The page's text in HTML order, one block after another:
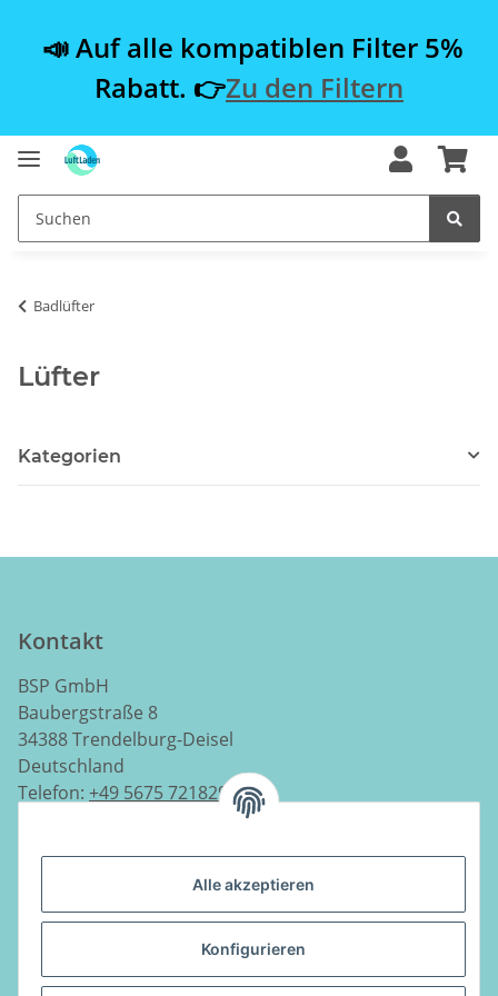
📣 Auf alle kompatiblen Filter 5%
Rabatt. 👉Zu den Filtern
Alle akzeptieren
Konfigurieren
Badlüfter
Lüfter
Kategorien
Kontakt
BSP GmbH
Baubergstraße 8
34388 Trendelburg-Deisel
Deutschland
Telefon: +49 5675 7218290
Informationen
Gesetzliche Informationen